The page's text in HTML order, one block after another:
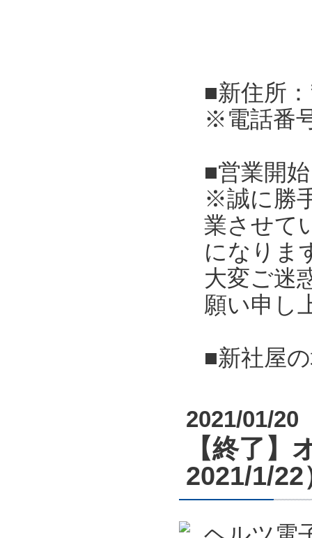
■新住所
※電話番
■営業開
※誠に勝
業させて
になりま
大変ご迷
願い申し
■新社屋
2021/01/20
【終了
2021/1/22